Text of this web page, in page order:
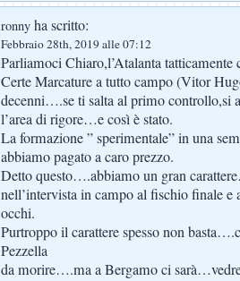
ronny ha scritto:
Febbraio 28th, 2019 alle 07:12
Parliamoci Chiaro,l’Atalanta tatticamente
Certe Marcature a tutto campo (Vitor
decenni….se ti salta al primo controllo,si
l’area di rigore…e così è stato.
La formazione ” sperimentale” in una
abbiamo pagato a caro prezzo.
Detto questo….abbiamo un gran
nell’intervista in campo al fischio finale e
occhi.
Purtroppo il carattere spesso non
Pezzella
da morire….ma a Bergamo ci